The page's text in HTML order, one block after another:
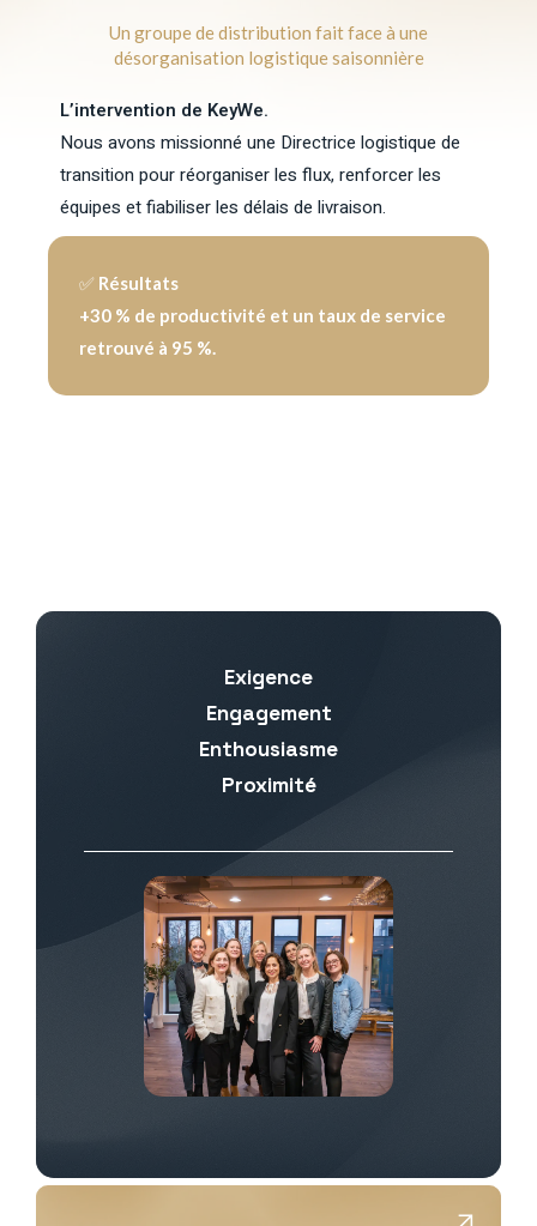
Un groupe de distribution fait face à une
désorganisation logistique saisonnière
L’intervention de KeyWe.
Nous avons missionné une Directrice logistique de
transition pour réorganiser les flux, renforcer les
équipes et fiabiliser les délais de livraison.
✅ Résultats
+30 % de productivité et un taux de service
retrouvé à 95 %.
Exigence
Engagement
Enthousiasme
Proximité